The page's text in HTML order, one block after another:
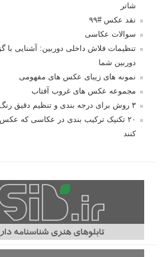
شاتر
نقد عکس #۹۹
سوالات عکاسی
تنظیمات فلاش داخلی دوربین: آشنایی با
دوربین شما
نمونه های زیبای عکس های مفهومی
مجموعه عکس های غروب آفتاب
۳ روش برای درجه بندی و تنظیم دقیق رنگ در فتوشاپ
۲۰ تکنیک ترکیب بندی در عکاسی که
کنند